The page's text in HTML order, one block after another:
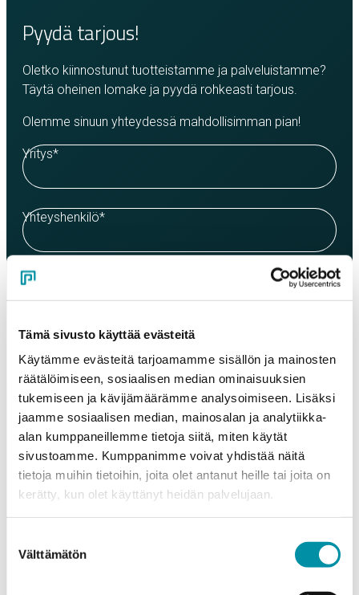
Tämä sivusto käyttää evästeitä
Käytämme evästeitä tarjoamamme sisällön ja mainosten
räätälöimiseen, sosiaalisen median ominaisuuksien
tukemiseen ja kävijämäärämme analysoimiseen. Lisäksi
jaamme sosiaalisen median, mainosalan ja analytiikka-
alan kumppaneillemme tietoja siitä, miten käytät
sivustoamme. Kumppanimme voivat yhdistää näitä
tietoja muihin tietoihin, joita olet antanut heille tai joita on
kerätty, kun olet käyttänyt heidän palvelujaan.
valinta
Välttämätön
Pyydä tarjous!
Oletko kiinnostunut tuotteistamme ja palveluistamme?
Täytä oheinen lomake ja pyydä rohkeasti tarjous.
Olemme sinuun yhteydessä mahdollisimman pian!
Yritys*
Yhteyshenkilö*
Sähköposti
Puhelinnumero
Tuotteet
Valitse tuote ja syötä tilauksen määrä metreinä. Huomioithan, että
valittu laatu määrittää tilauksen minimipainon.
Tuote*
Määrä (m)